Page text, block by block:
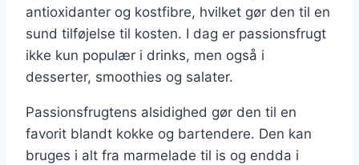
antioxidanter og kostfibre, hvilket gør den til en
sund tilføjelse til kosten. I dag er passionsfrugt
ikke kun populær i drinks, men også i
desserter, smoothies og salater.
Passionsfrugtens alsidighed gør den til en
favorit blandt kokke og bartendere. Den kan
bruges i alt fra marmelade til is og endda i